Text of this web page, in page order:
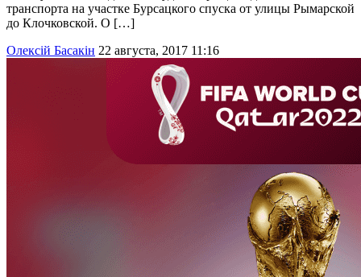
транспорта на участке Бурсацкого спуска от улицы Рымарской
до Клочковской. О […]
Олексій Басакін 22 августа, 2017 11:16